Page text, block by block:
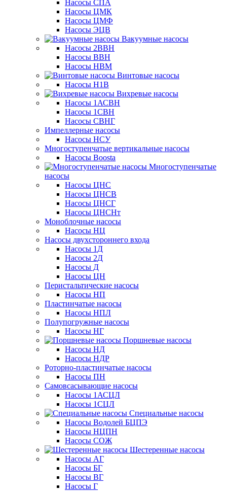
Насосы СПА
Насосы ЦМК
Насосы ЦМФ
Насосы ЭЦВ
Вакуумные насосы
Насосы 2ВВН
Насосы ВВН
Насосы НВМ
Винтовые насосы
Насосы Н1В
Вихревые насосы
Насосы 1АСВН
Насосы 1СВН
Насосы СВНГ
Импеллерные насосы
Насосы НСУ
Многоступенчатые вертикальные насосы
Насосы Boosta
Многоступенчатые
насосы
Насосы ЦНС
Насосы ЦНСВ
Насосы ЦНСГ
Насосы ЦНСНт
Моноблочные насосы
Насосы НЦ
Насосы двухстороннего входа
Насосы 1Д
Насосы 2Д
Насосы Д
Насосы ЦН
Перистальтические насосы
Насосы НП
Пластинчатые насосы
Насосы НПЛ
Полупогружные насосы
Насосы НГ
Поршневые насосы
Насосы НД
Насосы НДР
Роторно-пластинчатые насосы
Насосы ПН
Самовсасывающие насосы
Насосы 1АСЦЛ
Насосы 1СЦЛ
Специальные насосы
Насосы Водолей БЦПЭ
Насосы НЦПН
Насосы СОЖ
Шестеренные насосы
Насосы АГ
Насосы БГ
Насосы ВГ
Насосы Г